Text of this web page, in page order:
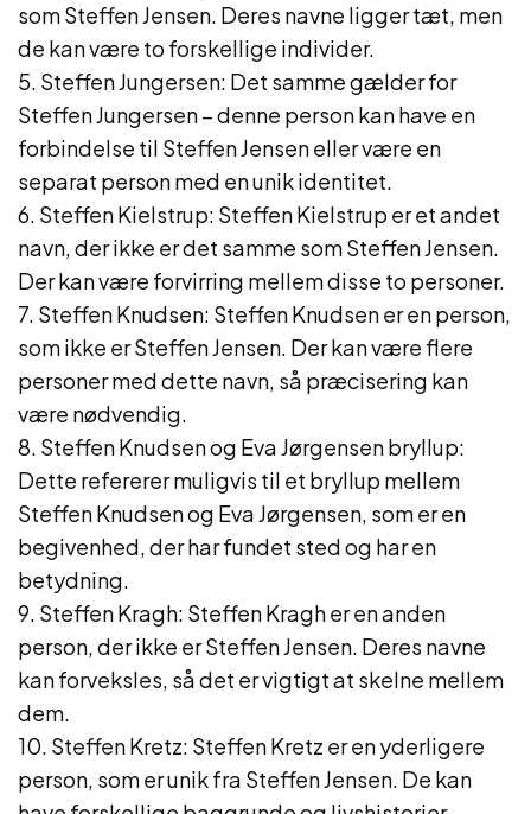
som Steffen Jensen. Deres navne ligger tæt, men
de kan være to forskellige individer.
5. Steffen Jungersen: Det samme gælder for
Steffen Jungersen – denne person kan have en
forbindelse til Steffen Jensen eller være en
separat person med en unik identitet.
6. Steffen Kielstrup: Steffen Kielstrup er et andet
navn, der ikke er det samme som Steffen Jensen.
Der kan være forvirring mellem disse to personer.
7. Steffen Knudsen: Steffen Knudsen er en person,
som ikke er Steffen Jensen. Der kan være flere
personer med dette navn, så præcisering kan
være nødvendig.
8. Steffen Knudsen og Eva Jørgensen bryllup:
Dette refererer muligvis til et bryllup mellem
Steffen Knudsen og Eva Jørgensen, som er en
begivenhed, der har fundet sted og har en
betydning.
9. Steffen Kragh: Steffen Kragh er en anden
person, der ikke er Steffen Jensen. Deres navne
kan forveksles, så det er vigtigt at skelne mellem
dem.
10. Steffen Kretz: Steffen Kretz er en yderligere
person, som er unik fra Steffen Jensen. De kan